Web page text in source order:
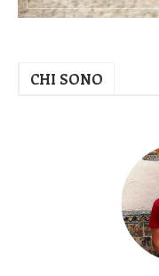
CHI SONO